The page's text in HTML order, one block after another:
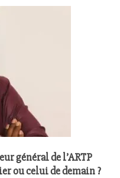
général de l’ARTP
ou celui de demain ?